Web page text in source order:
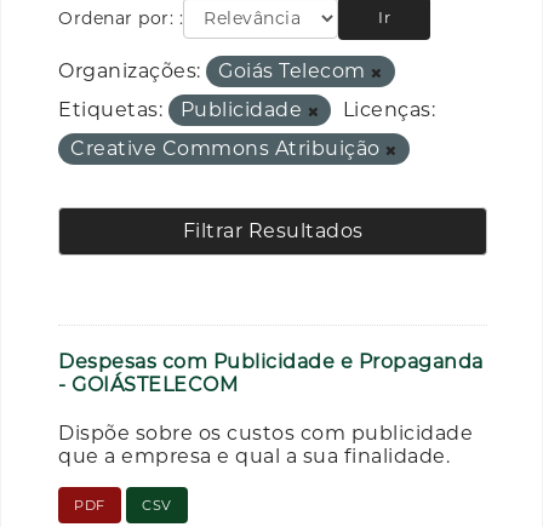
Ordenar por: Ir
Organizações:
Goiás Telecom
Etiquetas:
Publicidade
Licenças:
Creative Commons Atribuição
Filtrar Resultados
Despesas com Publicidade e Propaganda
- GOIÁSTELECOM
Dispõe sobre os custos com publicidade
que a empresa e qual a sua finalidade.
PDF CSV